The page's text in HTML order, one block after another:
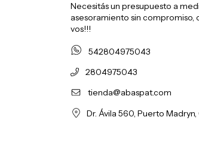
Necesitás un presupuesto a
asesoramiento sin compromiso,
vos!!!
542804975043
2804975043
tienda@abaspat.com
Dr. Ávila 560, Puerto